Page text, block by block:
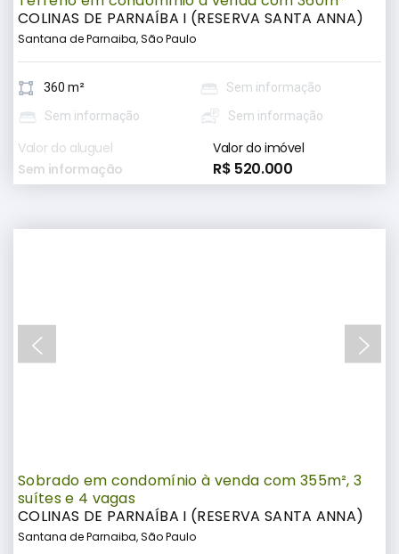
COLINAS DE PARNAÍBA I (RESERVA SANTA ANNA)
Santana de Parnaiba, São Paulo
360 m²
Sem informação
Sem informação
Sem informação
Valor do aluguel
Sem informação
Valor do imóvel
R$ 520.000
Sobrado em condomínio à venda com 355m², 3
suítes e 4 vagas
COLINAS DE PARNAÍBA I (RESERVA SANTA ANNA)
Santana de Parnaiba, São Paulo